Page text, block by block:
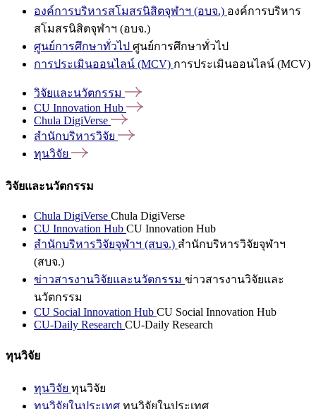
องค์การบริหารสโมสรนิสิตจุฬาฯ (อบจ.) องค์การบริหาร
สโมสรนิสิตจุฬาฯ (อบจ.)
ศูนย์การศึกษาทั่วไป ศูนย์การศึกษาทั่วไป
การประเมินออนไลน์ (MCV) การประเมินออนไลน์ (MCV)
วิจัยและนวัตกรรม
CU Innovation Hub
Chula DigiVerse
สำนักบริหารวิจัย
ทุนวิจัย
วิจัยและนวัตกรรม
Chula DigiVerse Chula DigiVerse
CU Innovation Hub CU Innovation Hub
สำนักบริหารวิจัยจุฬาฯ (สบจ.) สำนักบริหารวิจัยจุฬาฯ
(สบจ.)
ข่าวสารงานวิจัยและนวัตกรรม ข่าวสารงานวิจัยและ
นวัตกรรม
CU Social Innovation Hub CU Social Innovation Hub
CU-Daily Research CU-Daily Research
ทุนวิจัย
ทุนวิจัย ทุนวิจัย
ทุนวิจัยในประเทศ ทุนวิจัยในประเทศ